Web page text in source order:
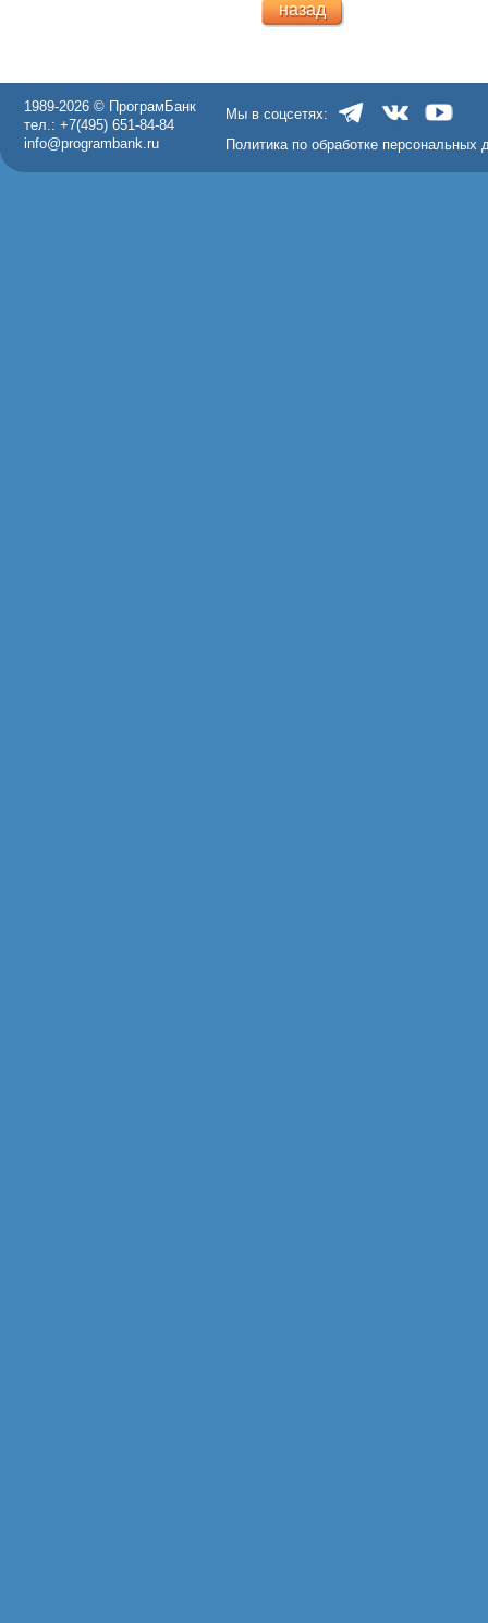
назад
1989-2026 © ПрограмБанк
тел.: +7(495) 651-84-84
info@programbank.ru
Мы в соцсетях:
Политика по обработке персональных